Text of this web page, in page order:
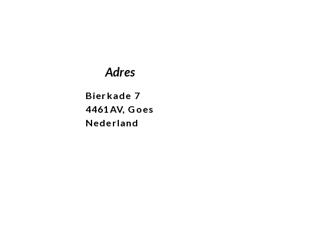
Adres
Bierkade 7
4461AV, Goes
Nederland